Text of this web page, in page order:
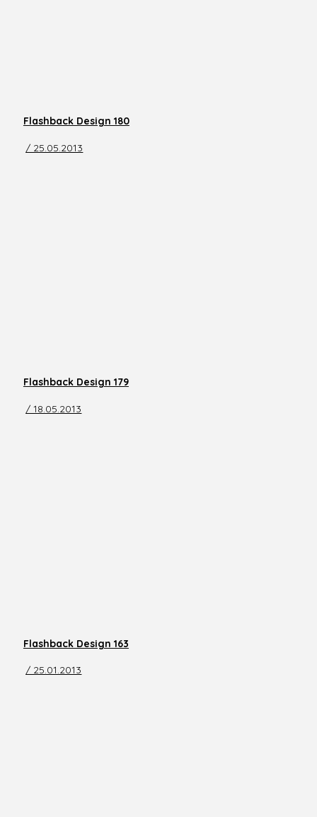
Flashback Design 180
/ 25.05.2013
Flashback Design 179
/ 18.05.2013
Flashback Design 163
/ 25.01.2013